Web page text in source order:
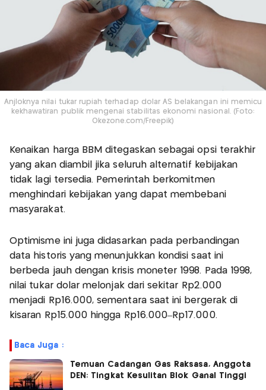
Anjloknya nilai tukar rupiah terhadap dolar AS belakangan ini memicu
kekhawatiran publik mengenai stabilitas ekonomi nasional. (Foto:
Okezone.com/Freepik)
Kenaikan harga BBM ditegaskan sebagai opsi terakhir
yang akan diambil jika seluruh alternatif kebijakan
tidak lagi tersedia. Pemerintah berkomitmen
menghindari kebijakan yang dapat membebani
masyarakat.
Optimisme ini juga didasarkan pada perbandingan
data historis yang menunjukkan kondisi saat ini
berbeda jauh dengan krisis moneter 1998. Pada 1998,
nilai tukar dolar melonjak dari sekitar Rp2.000
menjadi Rp16.000, sementara saat ini bergerak di
kisaran Rp15.000 hingga Rp16.000–Rp17.000.
Baca Juga :
Temuan Cadangan Gas Raksasa, Anggota
DEN: Tingkat Kesulitan Blok Ganal Tinggi